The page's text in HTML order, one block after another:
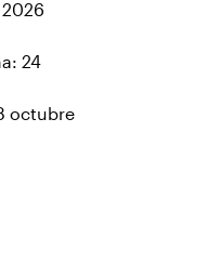
24
octubre